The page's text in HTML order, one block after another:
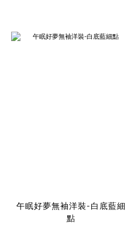
午眠好夢無袖洋裝-白底藍細
點